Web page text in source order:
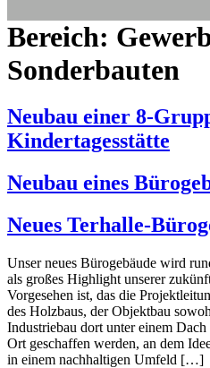
Bereich:
Sonderbauten
Neubau einer 8-
Kindertagesstätte
Neubau eines
Neues Terhalle-
Unser neues Bürogebäude wird
als großes Highlight unserer
Vorgesehen ist, das die
des Holzbaus, der Objektbau
Industriebau dort unter einem
Ort geschaffen werden, an dem
in einem nachhaltigen Umfeld […]